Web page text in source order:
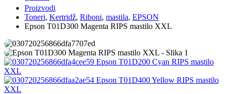
Proizvodi
Toneri, Kertridž, Riboni, mastila, EPSON
Epson T01D300 Magenta RIPS mastilo XXL
Epson T01D200 Cyan RIPS mastilo
XXL
Epson T01D400 Yellow RIPS mastilo
XXL